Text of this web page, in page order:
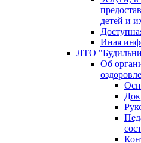
детей и
Иная
ЛТО
Об